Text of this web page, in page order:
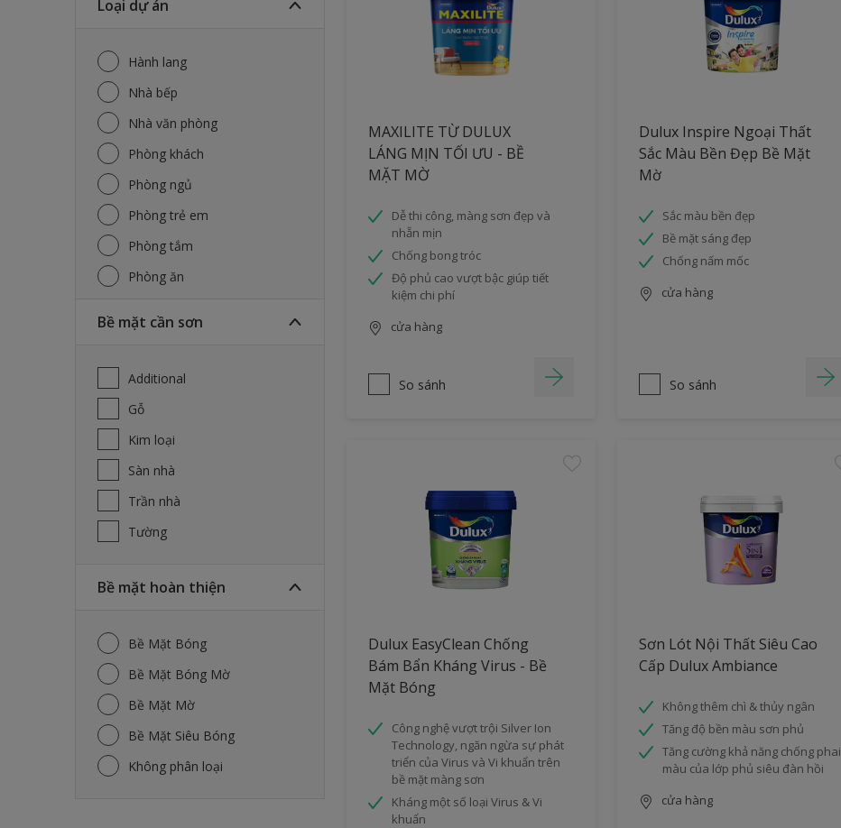
Loại dự án
Hành lang
Nhà bếp
Nhà văn phòng
Phòng khách
Phòng ngủ
Phòng trẻ em
Phòng tắm
Phòng ăn
Bề mặt cần sơn
Additional
Gỗ
Kim loại
Sàn nhà
Trần nhà
Tường
Bề mặt hoàn thiện
Bề Mặt Bóng
Bề Mặt Bóng Mờ
Bề Mặt Mờ
Bề Mặt Siêu Bóng
Không phân loại
MAXILITE TỪ DULUX
LÁNG MỊN TỐI ƯU - BỀ
MẶT MỜ
Dễ thi công, màng sơn đẹp và
nhẵn mịn
Chống bong tróc
Độ phủ cao vượt bậc giúp tiết
kiệm chi phí
cửa hàng
So sánh
Dulux Inspire Ngoại Thất
Sắc Màu Bền Đẹp Bề Mặt
Mờ
Sắc màu bền đẹp
Bề mặt sáng đẹp
Chống nấm mốc
cửa hàng
So sánh
Dulux EasyClean Chống
Bám Bẩn Kháng Virus - Bề
Mặt Bóng
Công nghệ vượt trội Silver Ion
Technology, ngăn ngừa sự phát
triển của Virus và Vi khuẩn trên
bề mặt màng sơn
Kháng một số loại Virus & Vi
khuẩn
Sơn Lót Nội Thất Siêu Cao
Cấp Dulux Ambiance
Không thêm chì & thủy ngân
Tăng độ bền màu sơn phủ
Tăng cường khả năng chống phai
màu của lớp phủ siêu đàn hồi
cửa hàng